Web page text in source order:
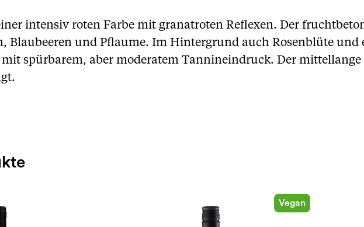
intensiv roten Farbe mit granatroten Reflexen. Der
Blaubeeren und Pflaume. Im Hintergrund auch Rosenblüte und
mit spürbarem, aber moderatem Tannineindruck. Der
Vegan